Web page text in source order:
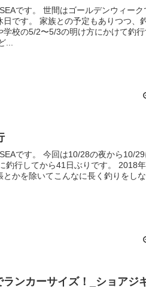
です。 世間はゴールデンウィーク
日です。 家族との予定もありつつ、
学校の5/2〜5/3の明け方にかけて釣
...
です。 今回は10/28の夜から10/
釣行してから41日ぶりです。 2018
とかを除いてこんなに長く釣りをし
ランカーサイズ！_ショアジ